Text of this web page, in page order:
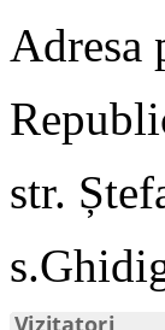
Adresa
str.